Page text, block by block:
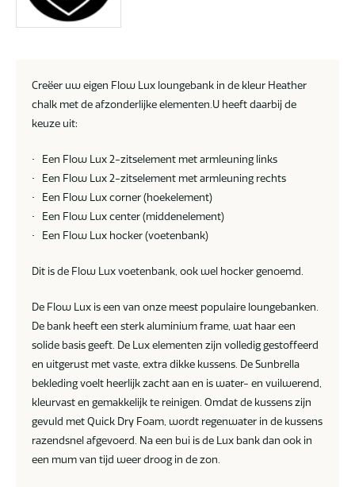
Creëer uw eigen Flow Lux loungebank in de kleur Heather
chalk met de afzonderlijke elementen.U heeft daarbij de
keuze uit:
• Een Flow Lux 2-zitselement met armleuning links
• Een Flow Lux 2-zitselement met armleuning rechts
• Een Flow Lux corner (hoekelement)
• Een Flow Lux center (middenelement)
• Een Flow Lux hocker (voetenbank)
Dit is de Flow Lux voetenbank, ook wel hocker genoemd.
De Flow Lux is een van onze meest populaire loungebanken.
De bank heeft een sterk aluminium frame, wat haar een
solide basis geeft. De Lux elementen zijn volledig gestoffeerd
en uitgerust met vaste, extra dikke kussens. De Sunbrella
bekleding voelt heerlijk zacht aan en is water- en vuilwerend,
kleurvast en gemakkelijk te reinigen. Omdat de kussens zijn
gevuld met Quick Dry Foam, wordt regenwater in de kussens
razendsnel afgevoerd. Na een bui is de Lux bank dan ook in
een mum van tijd weer droog in de zon.